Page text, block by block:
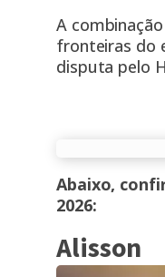
A
fronteiras do
disputa pelo
Abaixo,
2026:
Alisson